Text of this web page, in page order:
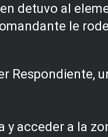
detuvo al
le
Respondiente,
acceder a la